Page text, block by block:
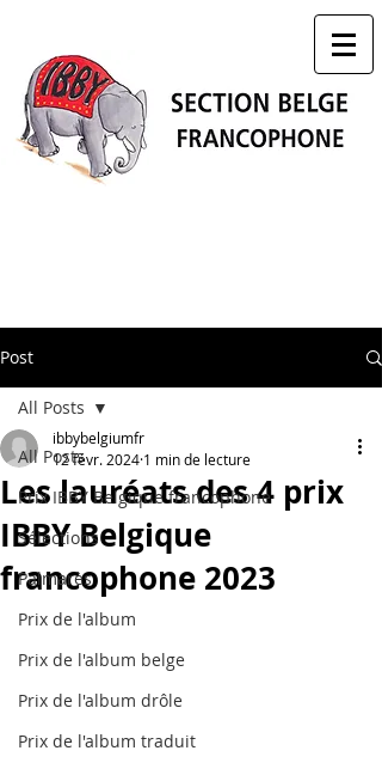
Post
All Posts
Prix IBBY Belgique francophone
Sélections
Palmarès
Prix de l'album
Prix de l'album belge
Prix de l'album drôle
Prix de l'album traduit
All Posts
Les lauréats des 4 prix
IBBY Belgique
francophone 2023
ibbybelgiumfr
12 févr. 2024 1 min de lecture